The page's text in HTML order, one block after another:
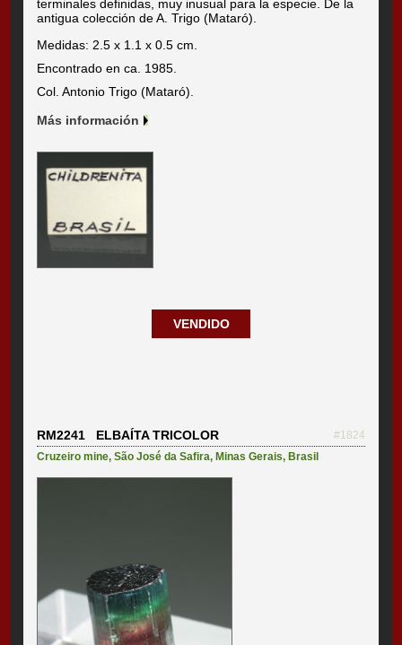
terminales definidas, muy inusual para la especie. De la
antigua colección de A. Trigo (Mataró).
Medidas: 2.5 x 1.1 x 0.5 cm.
Encontrado en ca. 1985.
Col. Antonio Trigo (Mataró).
Más información
VENDIDO
RM2241 ELBAÍTA TRICOLOR
#1824
Cruzeiro mine,São José da Safira, Minas Gerais, Brasil